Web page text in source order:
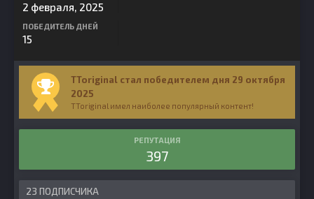
2 февраля, 2025
ПОБЕДИТЕЛЬ ДНЕЙ
15
TToriginal стал победителем дня 29 октября
2025
TToriginal имел наиболее популярный контент!
РЕПУТАЦИЯ
397
23 ПОДПИСЧИКА